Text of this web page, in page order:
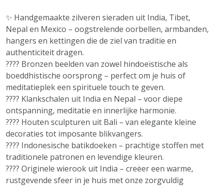
✨ Handgemaakte zilveren sieraden uit India, Tibet,
Nepal en Mexico – oogstrelende oorbellen, armbanden,
hangers en kettingen die de ziel van traditie en
authenticiteit dragen.
???? Bronzen beelden van zowel hindoeïstische als
boeddhistische oorsprong – perfect om je huis of
meditatieplek een spirituele touch te geven.
???? Klankschalen uit India en Nepal – voor diepe
ontspanning, meditatie en innerlijke harmonie.
???? Houten sculpturen uit Bali – van elegante kleine
decoraties tot imposante blikvangers.
???? Indonesische batikdoeken – prachtige stoffen met
traditionele patronen en levendige kleuren.
???? Originele wierook uit India – creëer een warme,
rustgevende sfeer in je huis met onze zorgvuldig